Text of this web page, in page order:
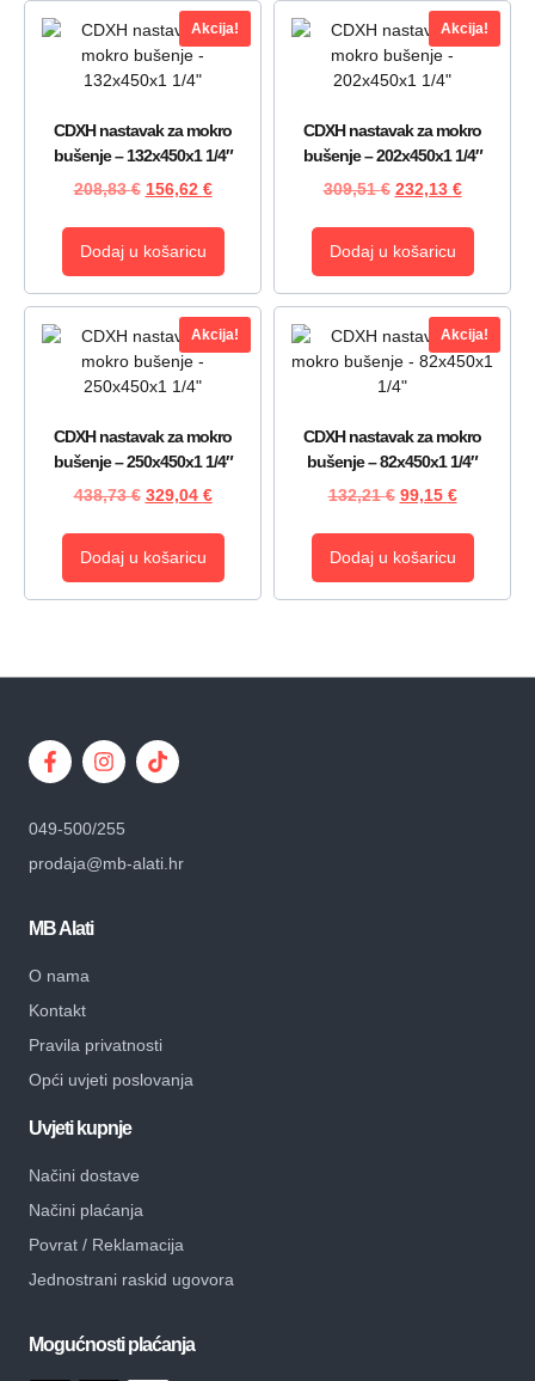
Akcija!
CDXH nastavak za mokro
bušenje – 132x450x1 1/4″
208,83€ 156,62 €
Dodaj u košaricu
Akcija!
CDXH nastavak za mokro
bušenje – 202x450x1 1/4″
309,51€ 232,13 €
Dodaj u košaricu
Akcija!
CDXH nastavak za mokro
bušenje – 250x450x1 1/4″
438,73€ 329,04 €
Dodaj u košaricu
Akcija!
CDXH nastavak za mokro
bušenje – 82x450x1 1/4″
132,21€ 99,15 €
Dodaj u košaricu
049-500/255
prodaja@mb-alati.hr
MB Alati
O nama
Kontakt
Pravila privatnosti
Opći uvjeti poslovanja
Uvjeti kupnje
Načini dostave
Načini plaćanja
Povrat / Reklamacija
Jednostrani raskid ugovora
Mogućnosti plaćanja